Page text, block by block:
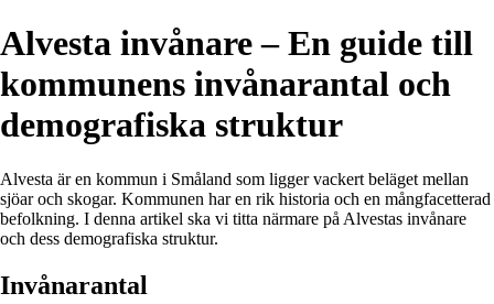
Alvesta invånare – En guide till
kommunens invånarantal och
demografiska struktur
Alvesta är en kommun i Småland som ligger vackert beläget mellan
sjöar och skogar. Kommunen har en rik historia och en mångfacetterad
befolkning. I denna artikel ska vi titta närmare på Alvestas invånare
och dess demografiska struktur.
Invånarantal